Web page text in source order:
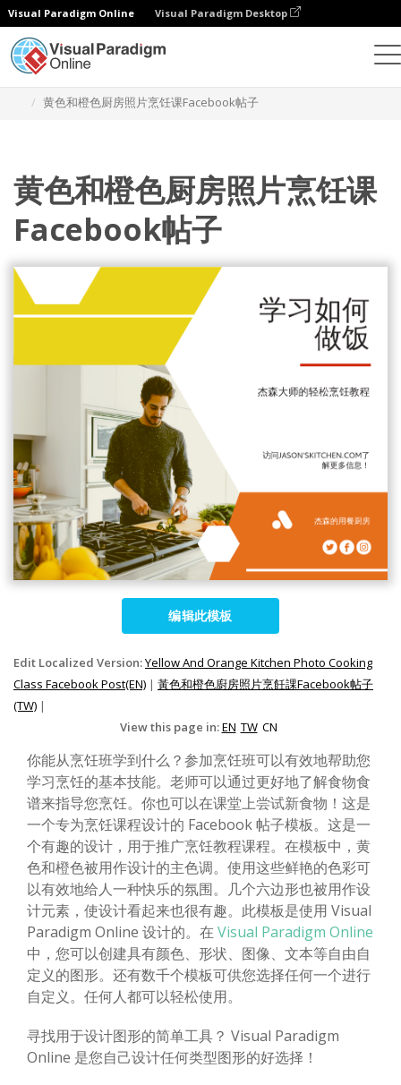
Visual Paradigm Online Visual Paradigm Desktop
黄色和橙色厨房照片烹饪课Facebook帖子
黄色和橙色厨房照片烹饪课
Facebook帖子
编辑此模板
Edit Localized Version:Yellow And Orange Kitchen Photo Cooking
Class Facebook Post(EN) | 黃色和橙色廚房照片烹飪課Facebook帖子
(TW) |
View this page in:EN TW CN
你能从烹饪班学到什么？参加烹饪班可以有效地帮助您
学习烹饪的基本技能。老师可以通过更好地了解食物食
谱来指导您烹饪。你也可以在课堂上尝试新食物！这是
一个专为烹饪课程设计的 Facebook 帖子模板。这是一
个有趣的设计，用于推广烹饪教程课程。在模板中，黄
色和橙色被用作设计的主色调。使用这些鲜艳的色彩可
以有效地给人一种快乐的氛围。几个六边形也被用作设
计元素，使设计看起来也很有趣。此模板是使用 Visual
Paradigm Online 设计的。在 Visual Paradigm Online
中，您可以创建具有颜色、形状、图像、文本等自由自
定义的图形。还有数千个模板可供您选择任何一个进行
自定义。任何人都可以轻松使用。
寻找用于设计图形的简单工具？ Visual Paradigm
Online 是您自己设计任何类型图形的好选择！